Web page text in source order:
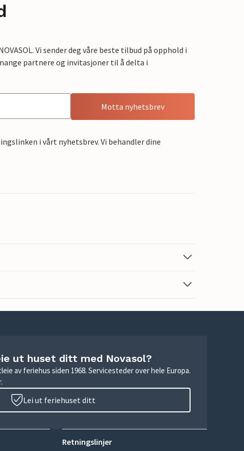
Vi sender deg våre beste tilbud på opphold i
partnere og invitasjoner til å delta i
Motta nyhetsbrev
i vårt nyhetsbrev. Vi behandler dine
ut huset ditt med Novasol?
av feriehus siden 1968. Servicesteder over hele Europa.
Lei ut feriehuset ditt
Retningslinjer